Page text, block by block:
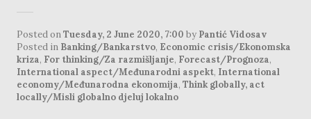
Posted onTuesday, 2 June 2020, 7:00 by Pantić Vidosav
Posted in Banking/Bankarstvo, Economic crisis/Ekonomska
kriza, For thinking/Za razmišljanje, Forecast/Prognoza,
International aspect/Međunarodni aspekt, International
economy/Međunarodna ekonomija, Think globally, act
locally/Misli globalno djeluj lokalno